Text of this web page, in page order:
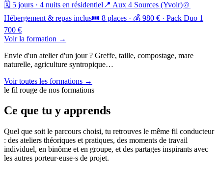
🗓️ 5 jours · 4 nuits en résidentiel 📍 Aux 4 Sources (Yvoir)🍲
Hébergement & repas inclus🎟️ 8 places · 💰 980 € · Pack Duo 1
700 €
Voir la formation →
Envie d'un atelier d'un jour ? Greffe, taille, compostage, mare
naturelle, agriculture syntropique…
Voir toutes les formations →
le fil rouge de nos formations
Ce que tu y apprends
Quel que soit le parcours choisi, tu retrouves le même fil conducteur
: des ateliers théoriques et pratiques, des moments de travail
individuel, en binôme et en groupe, et des partages inspirants avec
les autres porteur·euse·s de projet.